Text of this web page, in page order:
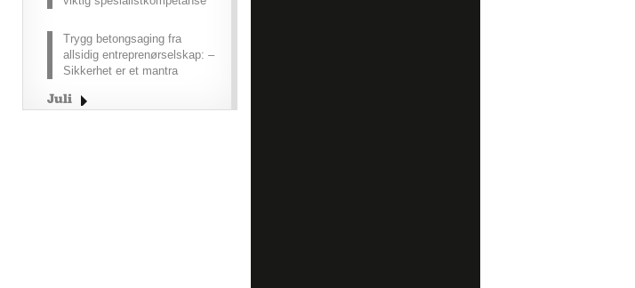
Trygg betongsaging fra
allsidig entreprenørselskap: –
Sikkerhet er et mantra
Juli